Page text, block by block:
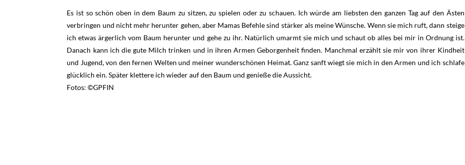
Es ist so schön oben in dem Baum zu sitzen, zu spielen oder zu schauen. Ich würde am liebsten den ganzen Tag auf den Ästen
verbringen und nicht mehr herunter gehen, aber Mamas Befehle sind stärker als meine Wünsche. Wenn sie mich ruft, dann steige
ich etwas ärgerlich vom Baum herunter und gehe zu ihr. Natürlich umarmt sie mich und schaut ob alles bei mir in Ordnung ist.
Danach kann ich die gute Milch trinken und in ihren Armen Geborgenheit finden. Manchmal erzählt sie mir von ihrer Kindheit
und Jugend, von den fernen Welten und meiner wunderschönen Heimat. Ganz sanft wiegt sie mich in den Armen und ich schlafe
glücklich ein. Später klettere ich wieder auf den Baum und genieße die Aussicht.
Fotos: ©GPFIN